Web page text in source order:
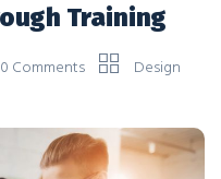
Training
0 Comments Design